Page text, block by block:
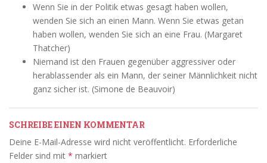
Wenn Sie in der Politik etwas gesagt haben wollen,
wenden Sie sich an einen Mann. Wenn Sie etwas getan
haben wollen, wenden Sie sich an eine Frau. (Margaret
Thatcher)
Niemand ist den Frauen gegenüber aggressiver oder
herablassender als ein Mann, der seiner Männlichkeit nicht
ganz sicher ist. (Simone de Beauvoir)
SCHREIBE EINEN KOMMENTAR
Deine E-Mail-Adresse wird nicht veröffentlicht. Erforderliche
Felder sind mit * markiert